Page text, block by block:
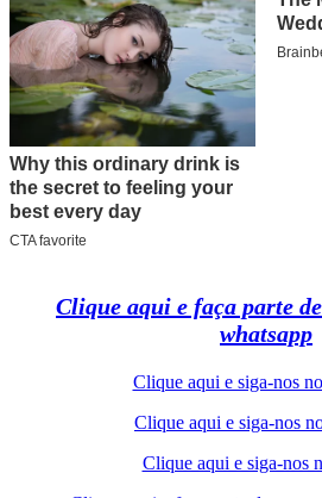
Clique aqui e faça parte
whatsapp
Clique aqui e siga-nos
Clique aqui e siga-nos
Clique aqui e siga-nos